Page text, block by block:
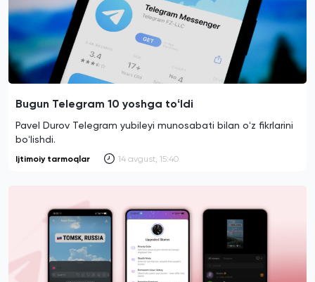
Bugun Telegram 10 yoshga toʻldi
Pavel Durov Telegram yubileyi munosabati bilan oʻz fikrlarini
boʻlishdi.
Ijtimoiy tarmoqlar 14 avgust, 15:40